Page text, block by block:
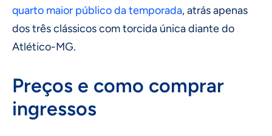
quarto maior público da temporada, atrás apenas
dos três clássicos com torcida única diante do
Atlético-MG.
Preços e como comprar
ingressos